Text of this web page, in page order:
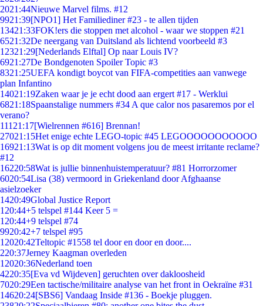
2021:44Nieuwe Marvel films. #12
9921:39[NPO1] Het Familiediner #23 - te allen tijden
13421:33FOK!ers die stoppen met alcohol - waar we stoppen #21
6521:32De neergang van Duitsland als lichtend voorbeeld #3
12321:29[Nederlands Elftal] Op naar Louis IV?
6921:27De Bondgenoten Spoiler Topic #3
8321:25UEFA kondigt boycot van FIFA-competities aan vanwege
plan Infantino
14021:19Zaken waar je je echt dood aan ergert #17 - Werklui
6821:18Spaanstalige nummers #34 A que calor nos pasaremos por el
verano?
111 21:17[Wielrennen #616] Brennan!
27021:15Het enige echte LEGO-topic #45 LEGOOOOOOOOOOO
16921:13Wat is op dit moment volgens jou de meest irritante reclame?
#12
16220:58Wat is jullie binnenhuistemperatuur? #81 Horrorzomer
6020:54Lisa (38) vermoord in Griekenland door Afghaanse
asielzoeker
1420:49Global Justice Report
1 20:44+5 telspel #144 Keer 5 =
1 20:44+9 telspel #74
9920:42+7 telspel #95
12020:42Teltopic #1558 tel door en door en door....
220:37Jerney Kaagman overleden
12020:36Nederland toen
4220:35[Eva vd Wijdeven] geruchten over dakloosheid
7020:29Een tactische/militaire analyse van het front in Oekraïne #31
14620:24[SBS6] Vandaag Inside #136 - Boekje pluggen.